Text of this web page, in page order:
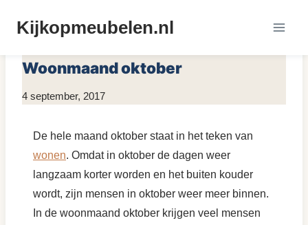
naarKijkopmeubelen.nl
Woonmaand oktober
Door
4 september, 2017
De hele maand oktober staat in het teken van
wonen. Omdat in oktober de dagen weer
langzaam korter worden en het buiten kouder
wordt, zijn mensen in oktober weer meer binnen.
In de woonmaand oktober krijgen veel mensen